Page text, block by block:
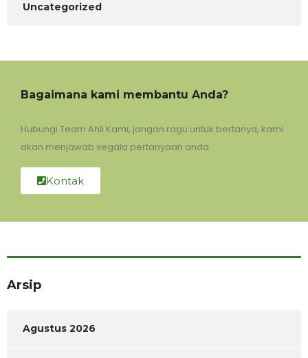
Uncategorized
Bagaimana kami membantu Anda?
Hubungi Team Ahli Kami, jangan ragu untuk bertanya, kami
akan menjawab segala pertanyaan anda
Kontak
Arsip
Agustus 2026